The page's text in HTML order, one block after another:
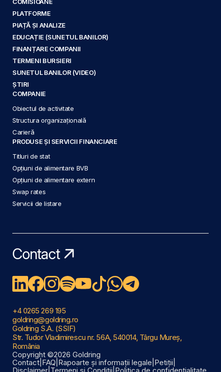
PLATFORME
PIAȚĂ ȘI ANALIZE
EDUCAȚIE (SUNETUL BANILOR)
FINANȚARE COMPANII
TERMENI BURSIERI
SUNETUL BANILOR (VIDEO)
ȘTIRI
COMPANIE
Obiectul de activitate
Structura organizațională
Carieră
PRODUSE ȘI SERVICII FINANCIARE
Titluri de stat
Opțiuni de alimentare BVB
Opțiuni de alimentare extern
Swap rates
Servicii de listare
Contact
+4 0265 269 195
goldring@goldring.ro
Goldring S.A. (SSIF)
Str. Tudor Vladimirescu nr. 56A, 540014, Târgu Mureș,
România
Copyright ©2026 Goldring
Contact FAQ Rapoarte și informații legale Petiții